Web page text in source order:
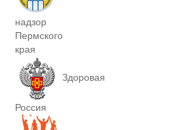
надзор
Пермского
края
Здоровая
Россия